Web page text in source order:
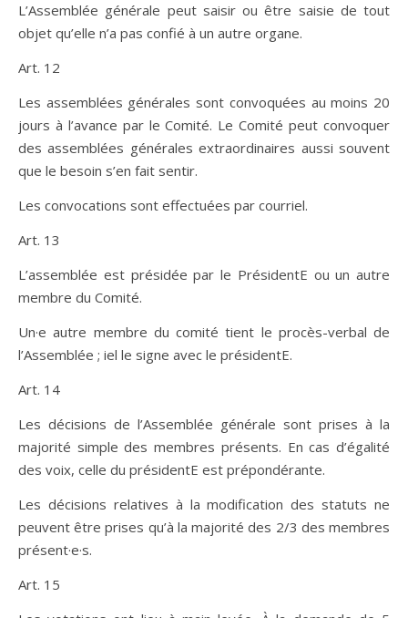
L’Assemblée générale peut saisir ou être saisie de tout
objet qu’elle n’a pas confié à un autre organe.
Art. 12
Les assemblées générales sont convoquées au moins 20
jours à l’avance par le Comité. Le Comité peut convoquer
des assemblées générales extraordinaires aussi souvent
que le besoin s’en fait sentir.
Les convocations sont effectuées par courriel.
Art. 13
L’assemblée est présidée par le PrésidentE ou un autre
membre du Comité.
Un·e autre membre du comité tient le procès-verbal de
l’Assemblée ; iel le signe avec le présidentE.
Art. 14
Les décisions de l’Assemblée générale sont prises à la
majorité simple des membres présents. En cas d’égalité
des voix, celle du présidentE est prépondérante.
Les décisions relatives à la modification des statuts ne
peuvent être prises qu’à la majorité des 2/3 des membres
présent·e·s.
Art. 15